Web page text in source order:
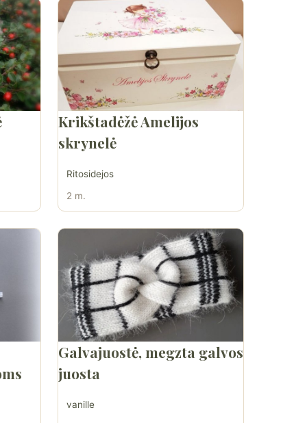
Krikštadėžė Amelijos
skrynelė
Ritosidejos
2 m.
Galvajuostė, megzta galvos
juosta
vanille